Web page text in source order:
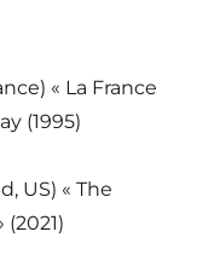
« La France
(1995)
US) « The
(2021)